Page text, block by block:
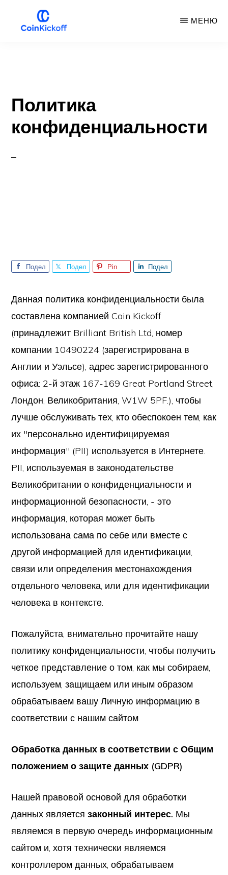
МЕНЮ
Политика
конфиденциальности
Подел
Подел
Pin
Подел
Данная политика конфиденциальности была
составлена компанией Coin Kickoff
(принадлежит Brilliant British Ltd, номер
компании 10490224 (зарегистрирована в
Англии и Уэльсе), адрес зарегистрированного
офиса: 2-й этаж 167-169 Great Portland Street,
Лондон, Великобритания, W1W 5PF.), чтобы
лучше обслуживать тех, кто обеспокоен тем, как
их "персонально идентифицируемая
информация" (PII) используется в Интернете.
PII, используемая в законодательстве
Великобритании о конфиденциальности и
информационной безопасности, - это
информация, которая может быть
использована сама по себе или вместе с
другой информацией для идентификации,
связи или определения местонахождения
отдельного человека, или для идентификации
человека в контексте.
Пожалуйста, внимательно прочитайте нашу
политику конфиденциальности, чтобы получить
четкое представление о том, как мы собираем,
используем, защищаем или иным образом
обрабатываем вашу Личную информацию в
соответствии с нашим сайтом.
Обработка данных в соответствии с Общим
положением о защите данных (GDPR)
Нашей правовой основой для обработки
данных являетсязаконный интерес. Мы
являемся в первую очередь информационным
сайтом и, хотя технически являемся
контроллером данных, обрабатываем